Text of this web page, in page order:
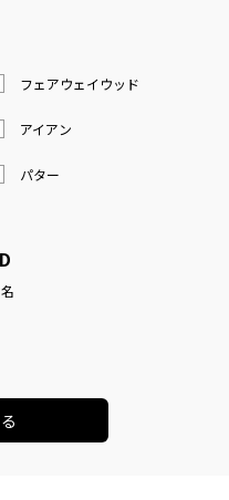
フェアウェイウッド
アイアン
パター